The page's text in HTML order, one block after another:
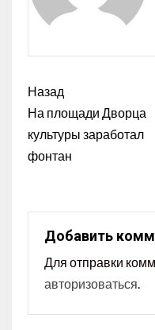
Назад
На площади Дворца
культуры заработал
фонтан
Добавить
Для отправки
авторизоваться.